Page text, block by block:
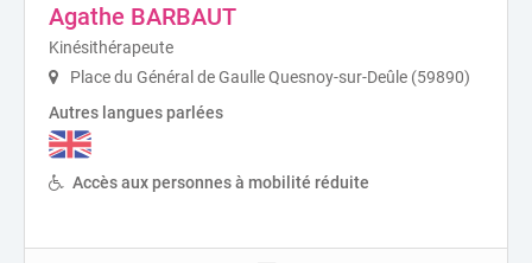
Agathe BARBAUT
Kinésithérapeute
Place du Général de Gaulle Quesnoy-sur-Deûle (59890)
Autres langues parlées
Accès aux personnes à mobilité réduite